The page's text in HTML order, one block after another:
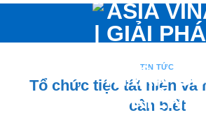
nội
TIN TỨC
Tổ chức tiệc tất niên và
cần biết